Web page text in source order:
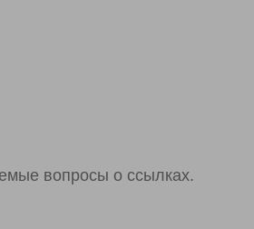
вопросы о ссылках.